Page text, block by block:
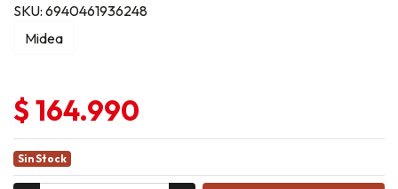
SKU: 6940461936248
Midea
$ 164.990
Sin Stock